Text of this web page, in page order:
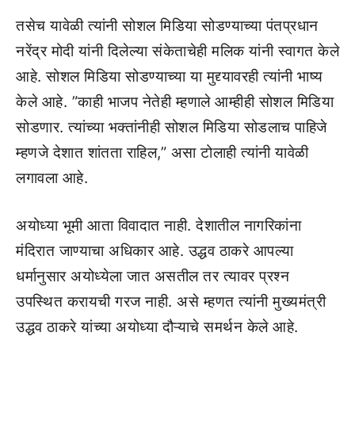
तसेच यावेळी त्यांनी सोशल मिडिया सोडण्याच्या पंतप्रधान
नरेंद्र मोदी यांनी दिलेल्या संकेताचेही मलिक यांनी स्वागत केले
आहे. सोशल मिडिया सोडण्याच्या या मुद्द्यावरही त्यांनी भाष्य
केले आहे. ”काही भाजप नेतेही म्हणाले आम्हीही सोशल मिडिया
सोडणार. त्यांच्या भक्तांनीही सोशल मिडिया सोडलाच पाहिजे
म्हणजे देशात शांतता राहिल,” असा टोलाही त्यांनी यावेळी
लगावला आहे.
अयोध्या भूमी आता विवादात नाही. देशातील नागरिकांना
मंदिरात जाण्याचा अधिकार आहे. उद्धव ठाकरे आपल्या
धर्मानुसार अयोध्येला जात असतील तर त्यावर प्रश्न
उपस्थित करायची गरज नाही. असे म्हणत त्यांनी मुख्यमंत्री
उद्धव ठाकरे यांच्या अयोध्या दौऱ्याचे समर्थन केले आहे.